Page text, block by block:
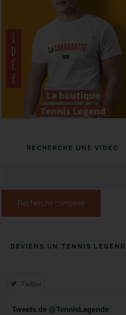
RECHERCHE UNE VIDÉO
Recherche complète
DEVIENS UN TENNIS
Twitter
Tweets de @TennisLegende